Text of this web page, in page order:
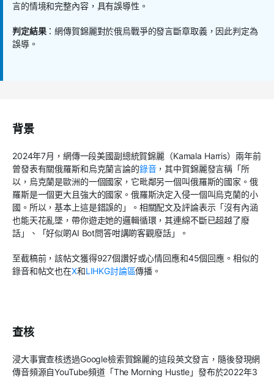
言的情境和完整內容，具有誤導性。
判定結果：網傳賀錦麗對於俄烏戰爭的發言斷章取義，因此判定為
誤導。
背景
2024年7月，網傳一段美國副總統賀錦麗（Kamala Harris）兩年前
曾發表有關俄羅斯和烏克蘭言論的錄音，其中賀錦麗發言稱「所
以，烏克蘭是歐洲的一個國家，它毗鄰另一個叫俄羅斯的國家。俄
羅斯是一個更大且強大的國家。俄羅斯決定入侵一個叫烏克蘭的小
國。所以，基本上這是錯誤的」。相關配文及評論表示「沒有內涵
也能天花亂墜，帶你遊走她的邏輯循環，其連綿不斷已超越了廢
話」、「好似啲AI Bot問答咁講啲客觀廢話」。
至截稿前，該帖文獲得927個讚好或心情回應和45個回應。相似的
錄音和帖文也在X和LIHKG討論區傳播。
查核
浸大事實查核透過Google檢索賀錦麗的這段英文發言，隨後發現網
傳音頻源自YouTube頻道「The Morning Hustle」發布於2022年3